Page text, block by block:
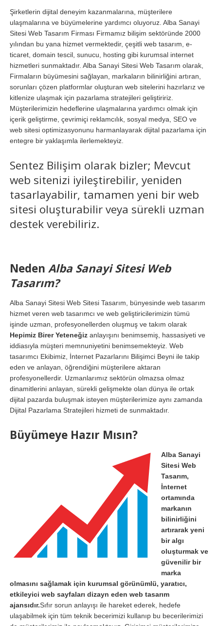
Şirketlerin dijital deneyim kazanmalarına, müşterilere
ulaşmalarına ve büyümelerine yardımcı oluyoruz. Alba Sanayi
Sitesi Web Tasarım Firması Firmamız bilişim sektöründe 2000
yılından bu yana hizmet vermektedir, çeşitli web tasarım, e-
ticaret, domain tescil, sunucu, hosting gibi kurumsal internet
hizmetleri sunmaktadır. Alba Sanayi Sitesi Web Tasarım olarak,
Firmaların büyümesini sağlayan, markaların bilinirliğini artıran,
sorunları çözen platformlar oluşturan web sitelerini hazırlarız ve
kitlenize ulaşmak için pazarlama stratejileri geliştiririz.
Müşterilerimizin hedeflerine ulaşmalarına yardımcı olmak için
içerik geliştirme, çevrimiçi reklamcılık, sosyal medya, SEO ve
web sitesi optimizasyonunu harmanlayarak dijital pazarlama için
entegre bir yaklaşımla ilerlemekteyiz.
Sentez Bilişim olarak bizler; Mevcut
web sitenizi iyileştirebilir, yeniden
tasarlayabilir, tamamen yeni bir web
sitesi oluşturabilir veya sürekli uzman
destek verebiliriz.
Neden Alba Sanayi Sitesi Web
Tasarım?
Alba Sanayi Sitesi Web Sitesi Tasarım, bünyesinde web tasarım
hizmet veren web tasarımcı ve web geliştiricilerimizin tümü
işinde uzman, profesyonellerden oluşmuş ve takım olarak
Hepimiz Birer Yeteneğiz anlayışını benimsemiş, hassasiyeti ve
iddiasıyla müşteri memnuniyetini benimsemekteyiz. Web
tasarımcı Ekibimiz, İnternet Pazarlarını Bilişimci Beyni ile takip
eden ve anlayan, öğrendiğini müşterilere aktaran
profesyonellerdir. Uzmanlarımız sektörün olmazsa olmaz
dinamitlerini anlayan, sürekli gelişmekte olan dünya ile ortak
dijital pazarda buluşmak isteyen müşterilerimize aynı zamanda
Dijital Pazarlama Stratejileri hizmeti de sunmaktadır.
Büyümeye Hazır Mısın?
Alba Sanayi
Sitesi Web
Tasarım,
İnternet
ortamında
markanın
bilinirliğini
artırarak yeni
bir algı
oluşturmak ve
güvenilir bir
marka
olmasını sağlamak için kurumsal görünümlü, yaratıcı,
etkileyici web sayfaları dizayn eden web tasarım
ajansıdır.Sıfır sorun anlayışı ile hareket ederek, hedefe
ulaşabilmek için tüm teknik becerimizi kullanıp bu becerilerimizi